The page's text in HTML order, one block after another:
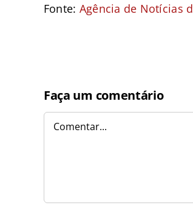
Fonte: Agência de Notícias
Faça um comentário
Comentar